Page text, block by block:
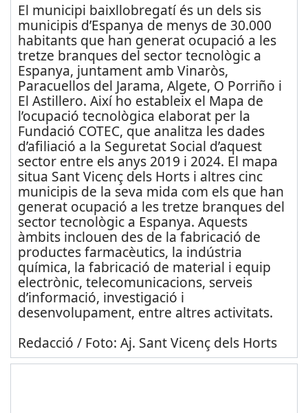
El municipi baixllobregatí és un dels sis
municipis d’Espanya de menys de 30.000
habitants que han generat ocupació a les
tretze branques del sector tecnològic a
Espanya, juntament amb Vinaròs,
Paracuellos del Jarama, Algete, O Porriño i
El Astillero. Així ho estableix el Mapa de
l’ocupació tecnològica elaborat per la
Fundació COTEC, que analitza les dades
d’afiliació a la Seguretat Social d’aquest
sector entre els anys 2019 i 2024. El mapa
situa Sant Vicenç dels Horts i altres cinc
municipis de la seva mida com els que han
generat ocupació a les tretze branques del
sector tecnològic a Espanya. Aquests
àmbits inclouen des de la fabricació de
productes farmacèutics, la indústria
química, la fabricació de material i equip
electrònic, telecomunicacions, serveis
d’informació, investigació i
desenvolupament, entre altres activitats.
Redacció / Foto: Aj. Sant Vicenç dels Horts